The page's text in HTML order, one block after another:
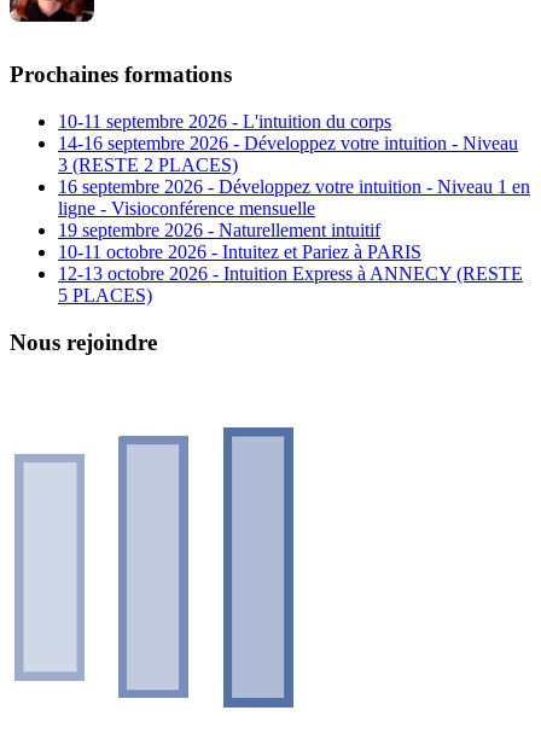
Prochaines formations
10-11 septembre 2026 - L'intuition du corps
14-16 septembre 2026 - Développez votre intuition - Niveau
3 (RESTE 2 PLACES)
16 septembre 2026 - Développez votre intuition - Niveau 1 en
ligne - Visioconférence mensuelle
19 septembre 2026 - Naturellement intuitif
10-11 octobre 2026 - Intuitez et Pariez à PARIS
12-13 octobre 2026 - Intuition Express à ANNECY (RESTE
5 PLACES)
Nous rejoindre